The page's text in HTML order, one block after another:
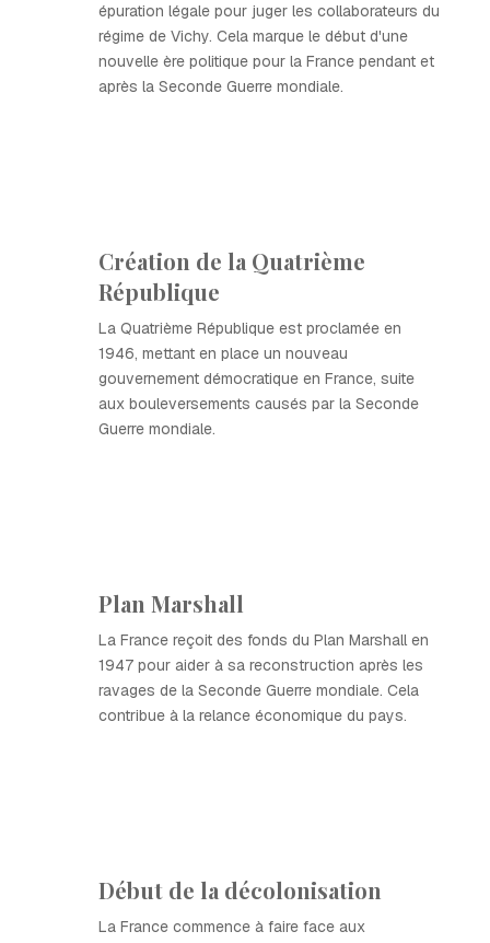
épuration légale pour juger les collaborateurs du
régime de Vichy. Cela marque le début d'une
nouvelle ère politique pour la France pendant et
après la Seconde Guerre mondiale.
Création de la Quatrième
République
La Quatrième République est proclamée en
1946, mettant en place un nouveau
gouvernement démocratique en France, suite
aux bouleversements causés par la Seconde
Guerre mondiale.
Plan Marshall
La France reçoit des fonds du Plan Marshall en
1947 pour aider à sa reconstruction après les
ravages de la Seconde Guerre mondiale. Cela
contribue à la relance économique du pays.
Début de la décolonisation
La France commence à faire face aux